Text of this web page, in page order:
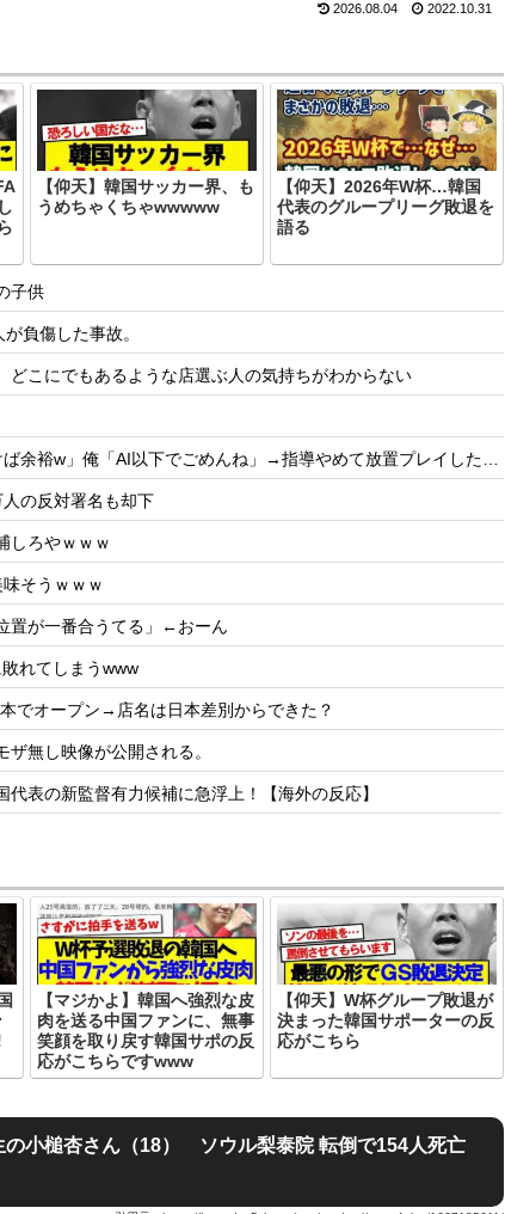
2026.08.04 2022.10.31
【仰天】韓国サッカー界、も
うめちゃくちゃwwwww
【仰天】2026年W杯…韓国
代表のグループリーグ敗退を
語る
子供
負傷した事故。
こにでもあるような店選ぶ人の気持ちがわからない
裕w」俺「AI以下でごめんね」→指導やめて放置プレイした結果w
の反対署名も却下
しろやｗｗｗ
そうｗｗｗ
置が一番合うてる」←おーん
れてしまうwww
でオープン→店名は日本差別からできた？
無し映像が公開される。
表の新監督有力候補に急浮上！【海外の反応】
【マジかよ】韓国へ強烈な皮
肉を送る中国ファンに、無事
笑顔を取り戻す韓国サポの反
応がこちらですwww
【仰天】W杯グループ敗退が
決まった韓国サポーターの反
応がこちら
小槌杏さん（18） ソウル梨泰院 転倒で154人死亡